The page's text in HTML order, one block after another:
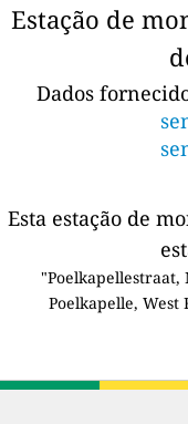
Estação de
Dados
Esta estação de
"Poelkapellestraat,
Poelkapelle, West